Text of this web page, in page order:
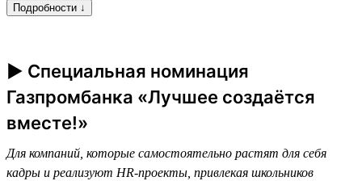
Подробности ↓
► Специальная номинация
Газпромбанка «Лучшее создаётся
вместе!»
Для компаний, которые самостоятельно растят для себя
кадры и реализуют HR-проекты, привлекая школьников